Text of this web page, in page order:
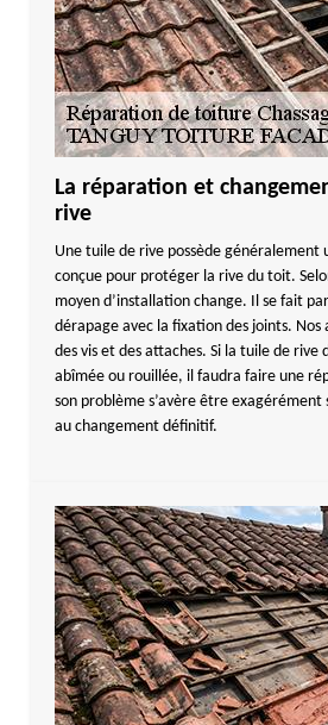
La réparation et
rive
Une tuile de rive possède généralement
conçue pour protéger la rive du toit.
moyen d’installation change. Il se fait
dérapage avec la fixation des joints. Nos
des vis et des attaches. Si la tuile de
abîmée ou rouillée, il faudra faire une
son problème s’avère être exagérément
au changement définitif.